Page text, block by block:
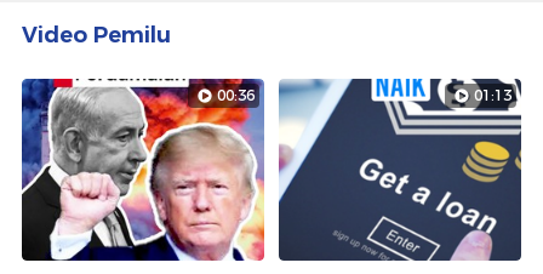
Video Pemilu
00:36 01:13